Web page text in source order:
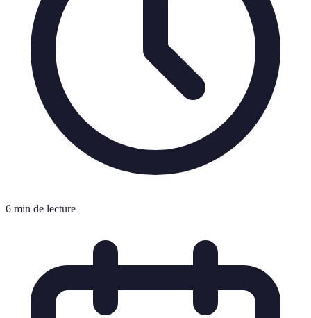
6 min de lecture